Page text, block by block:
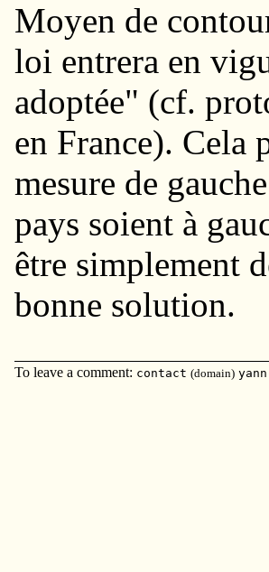
Moyen de
loi entrera en
adoptée" (cf.
en France). Cela
mesure de
pays soient à
être simplement
bonne solution.
To leave a comment: contact (domain)